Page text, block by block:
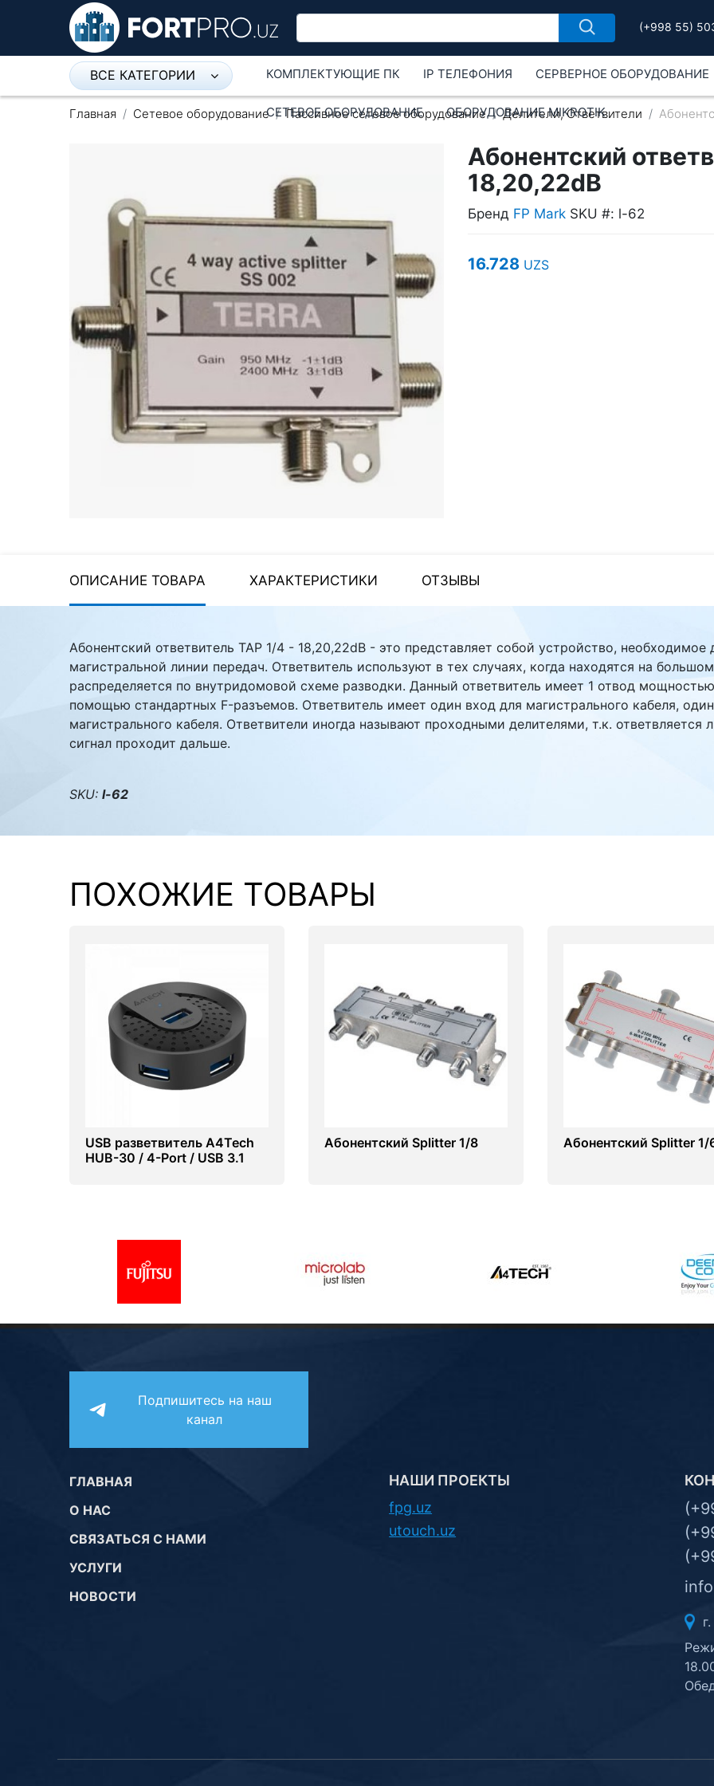
(+998 55)
ВСЕ КАТЕГОРИИ
Микрофон
Пылесос
Спикерфон
Модемы ADSL, Wan/Lan
Роутеры, Wi-Fi
IP Телефония
Стереосистемы
Серверное оборудование
UPS Источники
бесперебойного питания
Системы охлаждения
Видеоконференцсвязь
Digital Signage
Видеонаблюдение
Компьютеры Fujitsu
Комплектующие ПК
КОМПЛЕКТУЮЩИЕ ПК IP ТЕЛЕФОНИЯ СЕРВЕРНОЕ ОБОРУДОВАНИЕ
СЕТЕВОЕ ОБОРУДОВАНИЕ ОБОРУДОВАНИЕ MIKROTIK
Главная Сетевое оборудование Пассивное сетевое оборудование Делители, Ответвители
Абонентский
18,20,22dB
Бренд FP Mark SKU #: l-62
16.728 UZS
ОПИСАНИЕ ТОВАРА ХАРАКТЕРИСТИКИ ОТЗЫВЫ
Абонентский ответвитель ТАР 1/4 - 18,20,22dB - это представляет собой устройство, необходимое
магистральной линии передач. Ответвитель используют в тех случаях, когда находятся на
распределяется по внутридомовой схеме разводки. Данный ответвитель имеет 1 отвод
помощью стандартных F-разъемов. Ответвитель имеет один вход для магистрального кабеля,
магистрального кабеля. Ответвители иногда называют проходными делителями, т.к.
сигнал проходит дальше.
SKU: l-62
ПОХОЖИЕ ТОВАРЫ
USB разветвитель A4Tech
HUB-30 / 4-Port / USB 3.1
Абонентский Splitter 1/8 Абонентский Splitter 1/
Подпишитесь на наш
канал
ГЛАВНАЯ
О НАС
СВЯЗАТЬСЯ С НАМИ
УСЛУГИ
НОВОСТИ
НАШИ ПРОЕКТЫ
fpg.uz
utouch.uz